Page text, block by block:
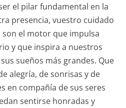
el pilar fundamental en la
presencia, vuestro cuidado
el motor que impulsa
y que inspira a nuestros
sueños más grandes. Que
alegría, de sonrisas y de
en compañía de sus seres
sentirse honradas y